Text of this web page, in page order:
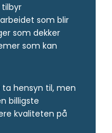
tilbyr
som blir
som dekker
som kan
ta hensyn til, men
billigste
kvaliteten på